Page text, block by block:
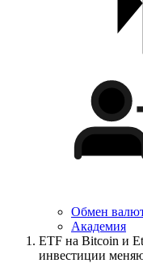
Обмен
Академия
ETF на Bitcoin и
инвестиции